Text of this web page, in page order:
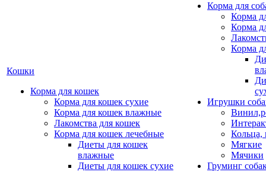
Кошки
Корма для кошек
Корма для кошек сухие
Корма для кошек влажные
Лакомства для кошек
Корма для кошек лечебные
Диеты для кошек
влажные
Диеты для кошек сухие
Корма для
Корма
Корма
Корма
Игрушки
Кольца,
Мягкие
Мячики
Груминг